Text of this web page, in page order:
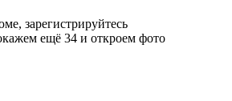
зарегистрируйтесь
ещё 34 и откроем фото